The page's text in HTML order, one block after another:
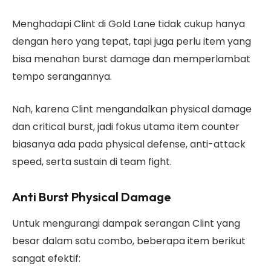
Menghadapi Clint di Gold Lane tidak cukup hanya
dengan hero yang tepat, tapi juga perlu item yang
bisa menahan burst damage dan memperlambat
tempo serangannya.
Nah, karena Clint mengandalkan physical damage
dan critical burst, jadi fokus utama item counter
biasanya ada pada physical defense, anti-attack
speed, serta sustain di team fight.
Anti Burst Physical Damage
Untuk mengurangi dampak serangan Clint yang
besar dalam satu combo, beberapa item berikut
sangat efektif: